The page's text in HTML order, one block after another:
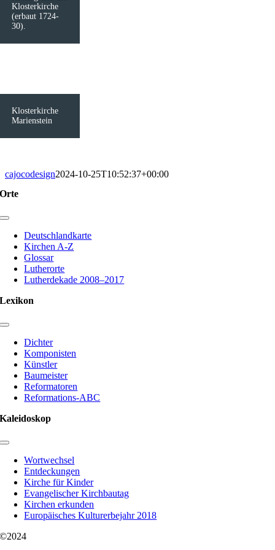
Klosterkirche
(erbaut 1724-
30).
Klosterkirche
Marienstein
cajocodesign2024-10-25T10:52:37+00:00
Orte
Toggle
NavigationDeutschlandkarte
Kirchen A-Z
Glossar
Lutherorte
Lutherdekade 2008–2017
Lexikon
Toggle
Navigation
Dichter
Komponisten
Künstler
Baumeister
Reformatoren
Reformations-ABC
Kaleidoskop
Toggle
NavigationWortwechsel
Entdeckungen
Kirche für Kinder
Evangelischer Kirchbautag
Kirchen erkunden
Europäisches Kulturerbejahr 2018
©2024